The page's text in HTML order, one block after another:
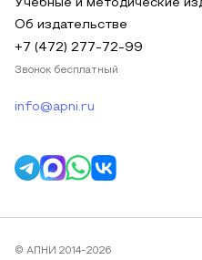
Учебные и методические
Об издательстве
+7 (472) 277-72-99
Звонок бесплатный
info@apni.ru
© АПНИ 2014-2026